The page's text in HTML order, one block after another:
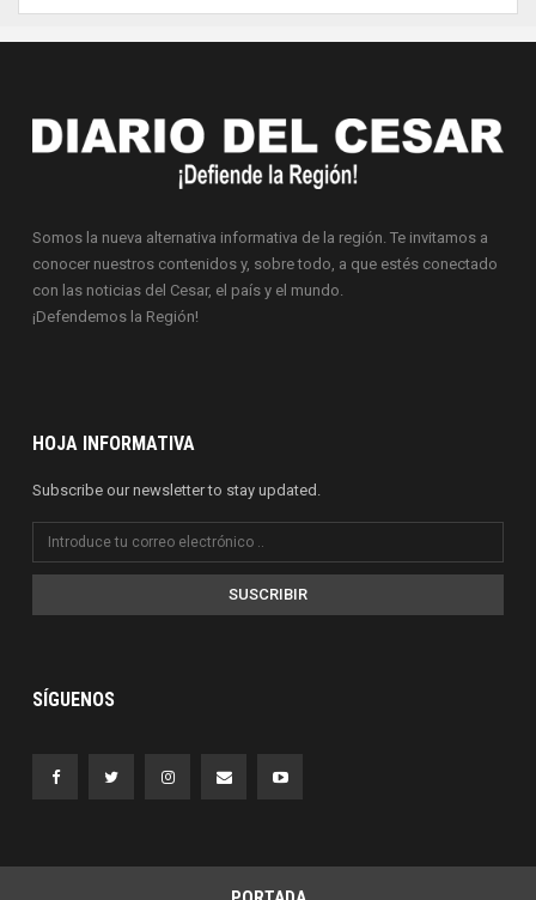
Somos la nueva alternativa informativa de la región. Te invitamos a
conocer nuestros contenidos y, sobre todo, a que estés conectado
con las noticias del Cesar, el país y el mundo.
¡Defendemos la Región!
HOJA INFORMATIVA
Subscribe our newsletter to stay updated.
SUSCRIBIR
SÍGUENOS